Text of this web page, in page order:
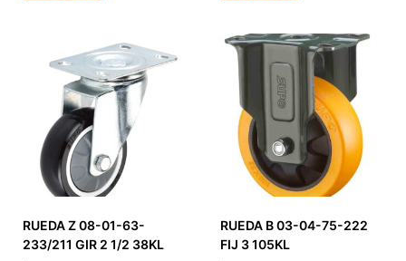
RUEDA Z 08-01-63-
233/211 GIR 2 1/2 38KL
RUEDA B 03-04-75-222
FIJ 3 105KL